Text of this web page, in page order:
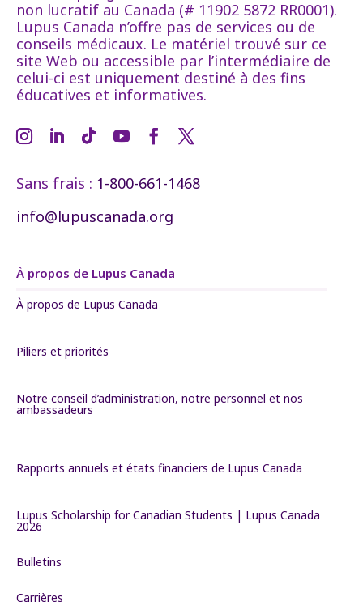
non lucratif au Canada (# 11902 5872 RR0001).
Lupus Canada n’offre pas de services ou de
conseils médicaux. Le matériel trouvé sur ce
site Web ou accessible par l’intermédiaire de
celui-ci est uniquement destiné à des fins
éducatives et informatives.
Sans frais : 1-800-661-1468
info@lupuscanada.org
À propos de Lupus Canada
À propos de Lupus Canada
Piliers et priorités
Notre conseil d’administration, notre personnel et nos
ambassadeurs
Rapports annuels et états financiers de Lupus Canada
Lupus Scholarship for Canadian Students | Lupus Canada
2026
Bulletins
Carrières